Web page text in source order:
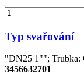
Typ svařování
"DN25 1""; Trubka:
3456632701